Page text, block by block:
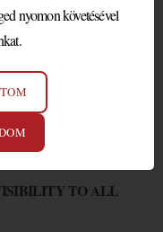
a protokollt,
aki nem énekkel,
eredményeinek
képviselői
során.
TO ALL
nyomon követésével